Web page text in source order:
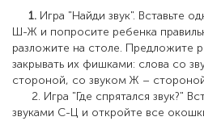
1. Игра "Найди звук". Вставьте
Ш-Ж и попросите ребенка
разложите на столе. Предложите
закрывать их фишками: слова со
стороной, со звуком Ж –
2. Игра "Где спрятался звук?"
звуками С-Ц и откройте все